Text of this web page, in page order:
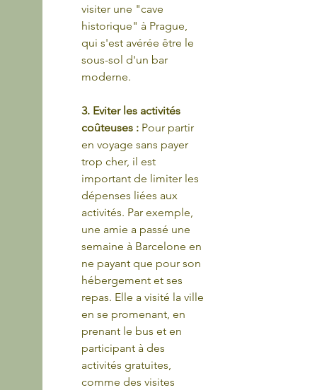
visiter une "cave
historique" à Prague,
qui s'est avérée être le
sous-sol d'un bar
moderne.
3. Eviter les activités
coûteuses : Pour partir
en voyage sans payer
trop cher, il est
important de limiter les
dépenses liées aux
activités. Par exemple,
une amie a passé une
semaine à Barcelone en
ne payant que pour son
hébergement et ses
repas. Elle a visité la ville
en se promenant, en
prenant le bus et en
participant à des
activités gratuites,
comme des visites